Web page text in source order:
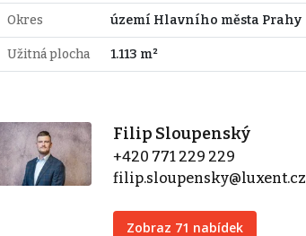
Okres území Hlavního města Prahy
Užitná plocha 1.113 m²
Filip Sloupenský
+420 771 229 229
filip.sloupensky@luxent.cz
Zobraz 71 nabídek